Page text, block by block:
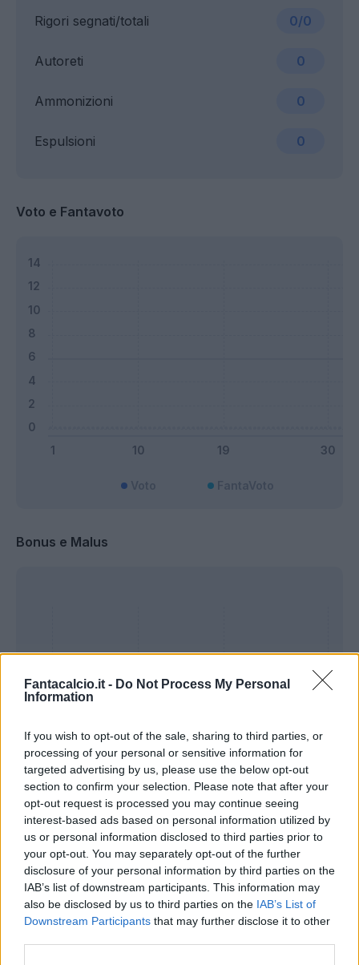
Fantacalcio.it - Do Not Process My Personal
Information
If you wish to opt-out of the sale, sharing to third parties, or
processing of your personal or sensitive information for
targeted advertising by us, please use the below opt-out
section to confirm your selection. Please note that after your
opt-out request is processed you may continue seeing
interest-based ads based on personal information utilized by
us or personal information disclosed to third parties prior to
your opt-out. You may separately opt-out of the further
disclosure of your personal information by third parties on the
IAB’s list of downstream participants. This information may
also be disclosed by us to third parties on the IAB’s List of
Downstream Participants that may further disclose it to other
Ammonizioni 0
Rigori segnati/totali 0/0
Espulsioni 0
Autoreti 0
Voto e Fantavoto
Bonus e Malus
Bonus Malus
Presenze a
voto
Quotazioni